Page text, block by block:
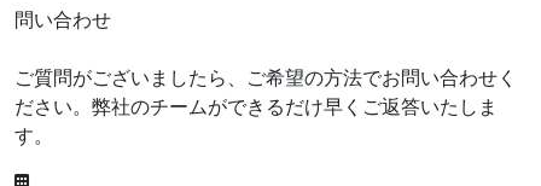
問い合わせ
ご質問がございましたら、ご希望の方法でお問い合わせく
ださい。弊社のチームができるだけ早くご返答いたしま
す。